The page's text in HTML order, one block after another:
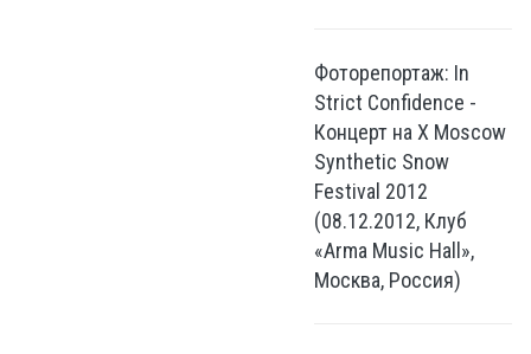
Фоторепортаж: In
Strict Confidence -
Концерт на X Moscow
Synthetic Snow
Festival 2012
(08.12.2012, Клуб
«Arma Music Hall»,
Москва, Россия)